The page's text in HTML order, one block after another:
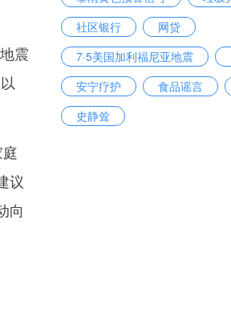
震
议
向
社区银行
网贷
7·5美国加利福尼亚地震
安宁疗护
食品谣言
史静耸